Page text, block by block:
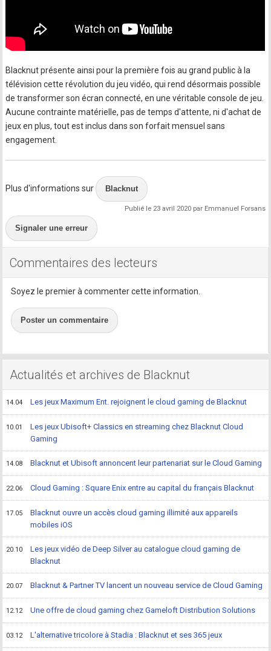
Blacknut présente ainsi pour la première fois au grand public à la
télévision cette révolution du jeu vidéo, qui rend désormais possible
de transformer son écran connecté, en une véritable console de jeu.
Aucune contrainte matérielle, pas de temps d'attente, ni d'achat de
jeux en plus, tout est inclus dans son forfait mensuel sans
engagement.
Plus d'informations sur Blacknut
Publié le 23 avril 2020 par Emmanuel Forsans
Signaler une erreur
Commentaires des lecteurs
Soyez le premier à commenter cette information.
Poster un commentaire
Actualités et archives de Blacknut
14.04 Les jeux Maximum Ent. rejoignent le cloud gaming de Blacknut
10.01
Les jeux Ubisoft+ Classics en streaming chez Blacknut Cloud
Gaming
14.08 Blacknut et Ubisoft annoncent leur partenariat sur le Cloud Gaming
22.06 Cloud Gaming : Square Enix entre au capital du français Blacknut
17.05
Blacknut ouvre un accès cloud gaming illimité aux appareils
mobiles iOS
20.10
Les jeux vidéo de Deep Silver au catalogue cloud gaming de
Blacknut
20.07 Blacknut & Partner TV lancent un nouveau service de Cloud Gaming
12.12 Une offre de cloud gaming chez Gameloft Distribution Solutions
03.12 L'alternative tricolore à Stadia : Blacknut et ses 365 jeux